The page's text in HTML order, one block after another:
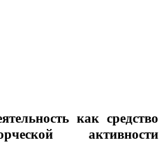
как средство
активности